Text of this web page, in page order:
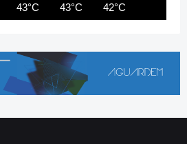
43°C 43°C 42°C